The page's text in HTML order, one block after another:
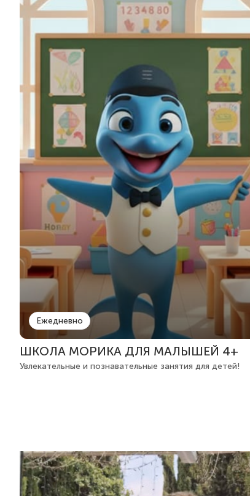
Ежедневно
ШКОЛА МОРИКА ДЛЯ МАЛЫШЕЙ 4+
Увлекательные и познавательные занятия для детей!